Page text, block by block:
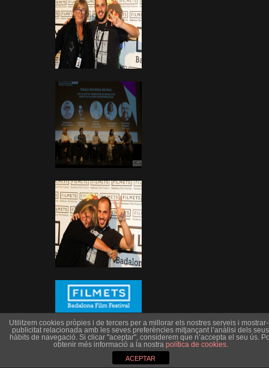
Utilitzem cookies pròpies i de tercers per a millorar els nostres serveis i
publicitat relacionada amb les seves preferències mitjançant l’anàlisi dels seus
hàbits de navegació. Si clicar "aceptar", considerem que n’accepta el seu ús.
obtenir més informació a la nostra política de cookies.
ACEPTAR